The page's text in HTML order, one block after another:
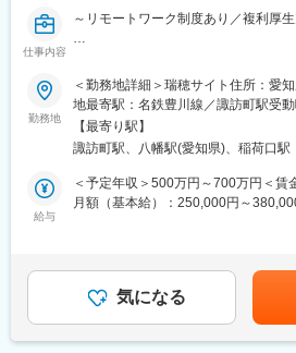
・生成AIを始めとする先端技術の調
・プロジェクトマネジメント補佐およ
■本ポジションで期待する役割：
・デジタル戦略の企画・立案の補佐
ロードマップの策定支援
・DXプロジェクトの企画・推進：各
・業務と技術の橋渡し：最新技術の
装まで伴走
ける当社は、日本国内におけるトッ
・2015年6月の東京証券取引所第一
使い捨てコンタクトレンズと近視進
ジーレンズ）を中心として堅調な成
仕事内容
～リモートワーク制度あり／複利厚
MFP（複合機）製品の製品化を担う
ます。
１）お客様の要求品質の把握と品質保
２）計画に基づいた製品評価による品
３）次期新製品への品質向上施策の検
４）DXを活用した市場品質分析と業
・開発、サービス部門など社内の関
積んだ後、製品化を推進するリーダ
勤務地
＜勤務地詳細＞瑞穂サイト住所：愛
地最寄駅：名鉄豊川線／諏訪町駅受
更の範囲：会社の定める事業所（リ
【最寄り駅】
諏訪町駅、八幡駅(愛知県)、稲荷口駅
給与
＜予定年収＞500万円～700万円＜賃
月額（基本給）：250,000円～
クラス：620万円～840万円・管理職
金額は、あくまで目安・参考値とな
安の金額であり、選考を通じて上下
(月額)は固定手当を含めた表記です。
気になる